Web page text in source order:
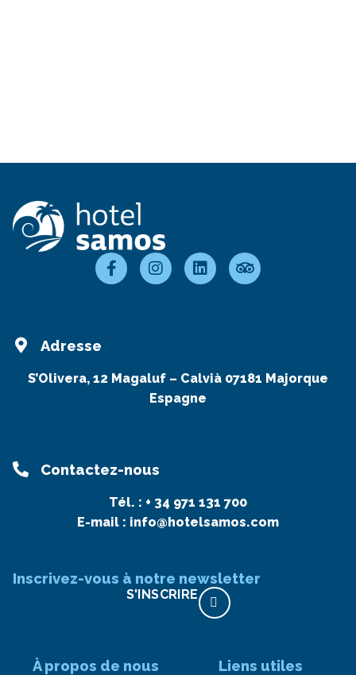
Adresse
S’Olivera, 12 Magaluf – Calvià 07181 Majorque
Espagne
Contactez-nous
Tél. : + 34 971 131 700
E-mail : info@hotelsamos.com
Inscrivez-vous à notre newsletter
S'INSCRIRE
À propos de nous Liens utiles